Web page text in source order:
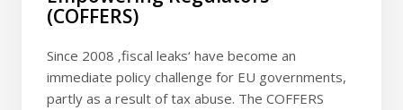
(COFFERS)
Since 2008 ‚fiscal leaks‘ have become an
immediate policy challenge for EU governments,
partly as a result of tax abuse. The COFFERS